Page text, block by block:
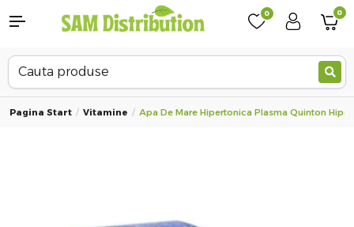
0 0
Pagina Start Vitamine Apa De Mare Hipertonica Plasma Quinton